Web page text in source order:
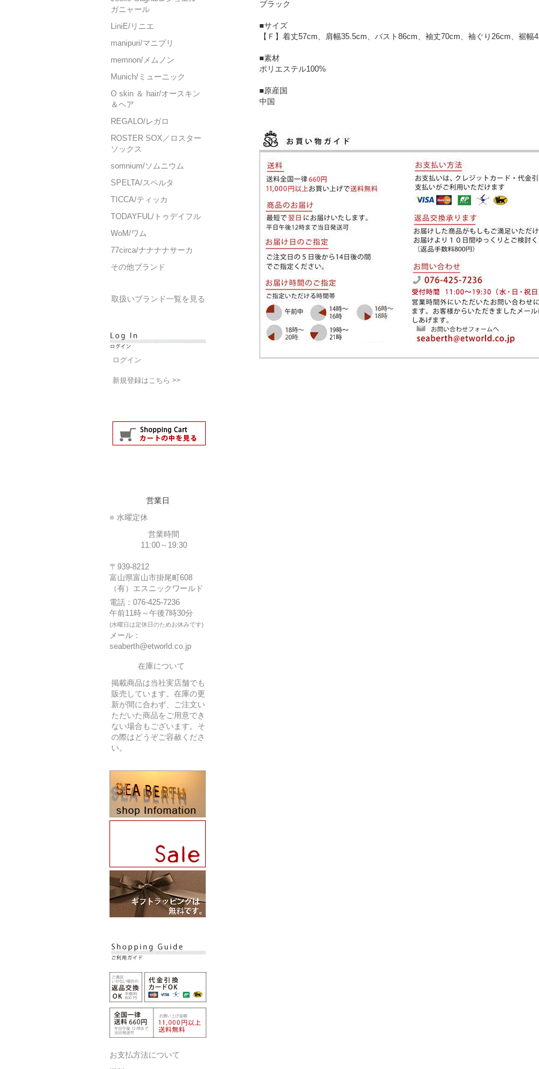
ガニャール
LiniE/リニエ
manipuri/マニプリ
memnon/メムノン
Munich/ミューニック
O skin ＆ hair/オースキン
＆ヘア
REGALO/レガロ
ROSTER SOX／ロスター
ソックス
somnium/ソムニウム
SPELTA/スペルタ
TICCA/ティッカ
TODAYFUL/トゥデイフル
WoM/ワム
77circa/ナナナナサーカ
その他ブランド
取扱いブランド一覧を見る
ログイン
新規登録はこちら >>
営業日
■ 水曜定休
営業時間
11:00～19:30
〒939-8212
富山県富山市掛尾町608
（有）エスニックワールド
電話：076-425-7236
午前11時～午後7時30分
(水曜日は定休日のためお休みです)
メール：
seaberth@etworld.co.jp
在庫について
掲載商品は当社実店舗でも
販売しています。在庫の更
新が間に合わず、ご注文い
ただいた商品をご用意でき
ない場合もございます。そ
の際はどうぞご容赦くださ
い。
お支払方法について
ブラック
■サイズ
【Ｆ】着丈57cm、肩幅35.5cm、バスト86cm、袖丈70cm、袖ぐり26cm、裾幅
■素材
ポリエステル100%
■原産国
中国